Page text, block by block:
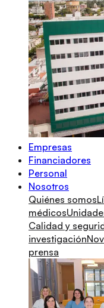
Empresas
Financiadores
Personal
Nosotros
Quiénes somos
médicos
Calidad y
investigación
prensa